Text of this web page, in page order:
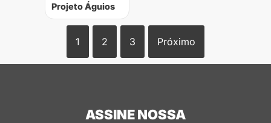
Projeto Águios
1 2 3 Próximo
ASSINE NOSSA